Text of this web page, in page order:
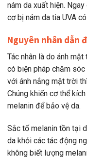
nám da xuất hiện.
cơ bị nám da tia UVA
Nguyên nhân dẫn
Tác nhân là do ánh
có biện pháp chăm
với ánh nắng mặt trời
Chúng khiến cơ thể
melanin để bảo vệ da.
Sắc tố melanin tồn tại
da khỏi các tác động
không biết lượng